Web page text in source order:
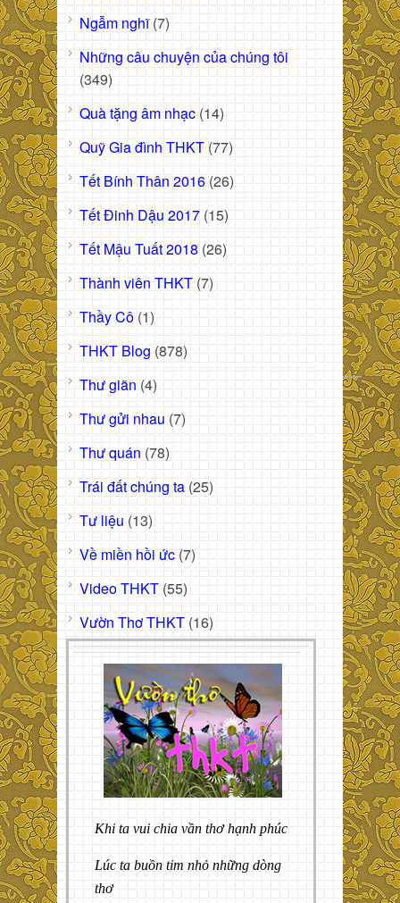
Ngẫm nghĩ(7)
Những câu chuyện của chúng tôi
(349)
Quà tặng âm nhạc (14)
Quỹ Gia đình THKT (77)
Tết Bính Thân 2016 (26)
Tết Đinh Dậu 2017 (15)
Tết Mậu Tuất 2018 (26)
Thành viên THKT (7)
Thầy Cô (1)
THKT Blog (878)
Thư giãn (4)
Thư gửi nhau (7)
Thư quán (78)
Trái đất chúng ta (25)
Tư liệu (13)
Về miền hồi ức (7)
Video THKT (55)
Vườn Thơ THKT (16)
Khi ta vui chia vần thơ hạnh phúc
Lúc ta buồn tim nhỏ những dòng
thơ